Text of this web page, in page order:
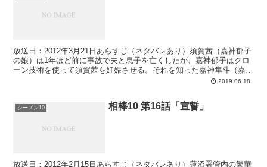
放送日：2012年3月21日あらすじ（ネタバレあり）須賀茜（嘉神郁子
の娘）は1年ほど前に事故で夫と息子を亡くしたが、嘉神郁子はクロ
ーン技術を使って須賀茜を妊娠させる。それを知った嘉神隼斗（嘉神
2019.06.18
シーズン10 相棒10 第16話「宣誓」
放送日：2012年2月15日あらすじ（ネタバレあり）蓮沼署管内の繁華